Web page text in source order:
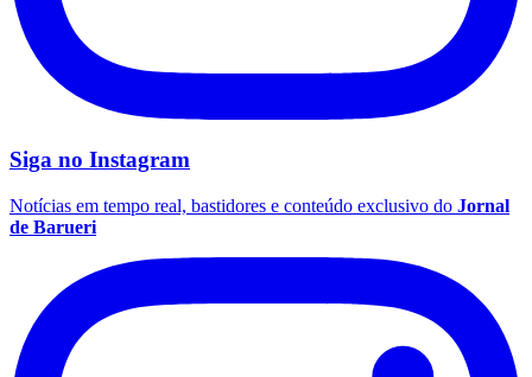
Santos
Siga no Instagram
Notícias em tempo real, bastidores e conteúdo exclusivo do Jornal
de Barueri